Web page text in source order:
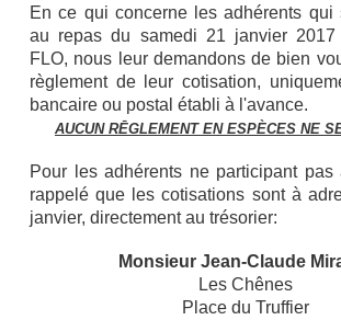
En ce qui concerne les adhérents qui
au repas du samedi 21 janvier
FLO, nous leur demandons de bien
règlement de leur cotisation,
bancaire ou postal établi à l'avance.
AUCUN RĒGLEMENT EN ESPÈCES NE
Pour les adhérents ne participant
rappelé que les cotisations sont à
janvier, directement au trésorier:
Monsieur Jean-Claude
Les Chênes
Place du Truffier